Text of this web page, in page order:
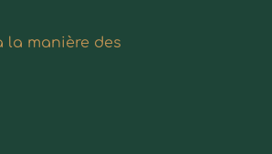
la manière des